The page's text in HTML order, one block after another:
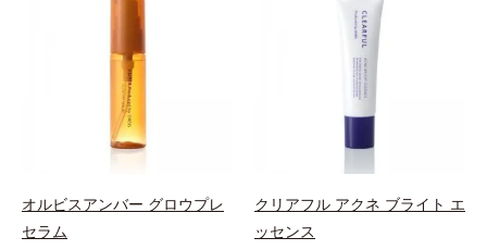
肌*5 ターンオーバーを促進して、
メラニンの塊を微細化すること*6
アルテアエキス配合＝保湿成分各商
品の詳しい情報は商品ページをご覧
ください。・BEAUTY夏祭りは、こ
そんな大人の肌悩みにアプローチす
る先行型美容液です。日本初(*1)、
毛穴約1/1000ナノサイズの極小カ
プセルの表面は肌になじみやすい構
造(*4)。内包した美容成分(*5)の浸
透をサポートし、角層すみずみをう
おいの通り道”を作って化粧水のな
じみ感をUP。化粧水前に使うこと
で、普段の化粧水の手ごたえをより
ックです。ぷるぷるジェルを肌にの
せると、シートマスクのようにピタ
ッと密着。水ハリ膜が肌のうるおい
をキープしながら、やわらかさをア
ップ。美白(*1)と保湿の両方にアプ
SG(*3)」、肌荒れや日焼けによる肌
のほてりを予防する「グリチルリチ
ン酸ジカリウム(*4)」など、たっぷ
りの保湿成分が浸透しやすい肌環境
を叶えます。はじめはピタッと密着
オルビスアンバー グロウプレ
セラム
クリアフル アクネ ブライト エ
ッセンス